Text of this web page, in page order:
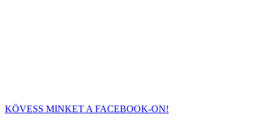
KÖVESS MINKET A FACEBOOK-ON!